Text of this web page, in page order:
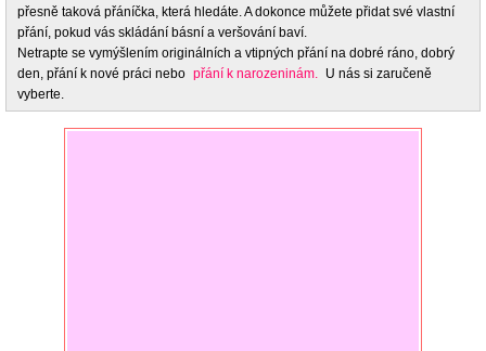
přesně taková přáníčka, která hledáte. A dokonce můžete přidat své vlastní
přání, pokud vás skládání básní a veršování baví.
Netrapte se vymýšlením originálních a vtipných přání na dobré ráno, dobrý
den, přání k nové práci nebo přání k narozeninám. U nás si zaručeně
vyberte.